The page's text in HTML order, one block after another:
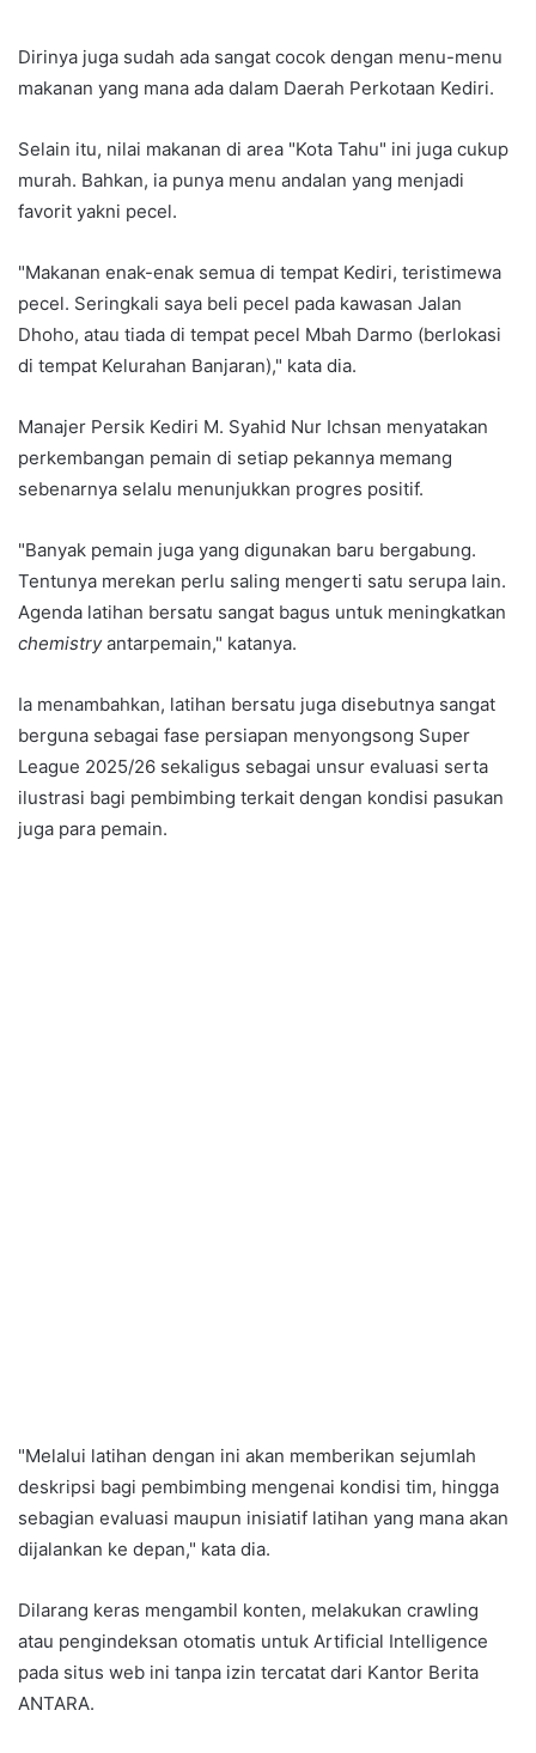
Dirinya juga sudah ada sangat cocok dengan menu-menu
makanan yang mana ada dalam Daerah Perkotaan Kediri.
Selain itu, nilai makanan di area "Kota Tahu" ini juga cukup
murah. Bahkan, ia punya menu andalan yang menjadi
favorit yakni pecel.
"Makanan enak-enak semua di tempat Kediri, teristimewa
pecel. Seringkali saya beli pecel pada kawasan Jalan
Dhoho, atau tiada di tempat pecel Mbah Darmo (berlokasi
di tempat Kelurahan Banjaran)," kata dia.
Manajer Persik Kediri M. Syahid Nur Ichsan menyatakan
perkembangan pemain di setiap pekannya memang
sebenarnya selalu menunjukkan progres positif.
"Banyak pemain juga yang digunakan baru bergabung.
Tentunya merekan perlu saling mengerti satu serupa lain.
Agenda latihan bersatu sangat bagus untuk meningkatkan
chemistryantarpemain," katanya.
Ia menambahkan, latihan bersatu juga disebutnya sangat
berguna sebagai fase persiapan menyongsong Super
League 2025/26 sekaligus sebagai unsur evaluasi serta
ilustrasi bagi pembimbing terkait dengan kondisi pasukan
juga para pemain.
"Melalui latihan dengan ini akan memberikan sejumlah
deskripsi bagi pembimbing mengenai kondisi tim, hingga
sebagian evaluasi maupun inisiatif latihan yang mana akan
dijalankan ke depan," kata dia.
Dilarang keras mengambil konten, melakukan crawling
atau pengindeksan otomatis untuk Artificial Intelligence
pada situs web ini tanpa izin tercatat dari Kantor Berita
ANTARA.